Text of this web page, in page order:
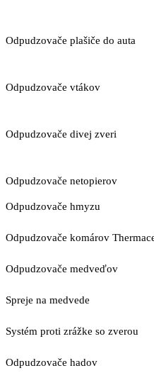
Odpudzovače plašiče do auta
Odpudzovače vtákov
Odpudzovače divej zveri
Odpudzovače netopierov
Odpudzovače hmyzu
Odpudzovače komárov
Odpudzovače medveďov
Spreje na medvede
Systém proti zrážke so zverou
Odpudzovače hadov